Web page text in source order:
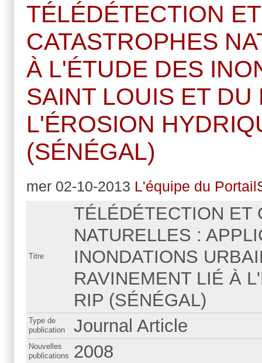
TÉLÉDÉTECTION
CATASTROPHES
À L'ÉTUDE DES
SAINT LOUIS ET
L'ÉROSION
(SÉNÉGAL)
mer 02-10-2013 L'équipe du
Titre
TÉLÉDÉTECTION ET
NATURELLES :
INONDATIONS
RAVINEMENT LIÉ À
RIP (SÉNÉGAL)
Type de
publication
Journal Article
Nouvelles
publications
2008